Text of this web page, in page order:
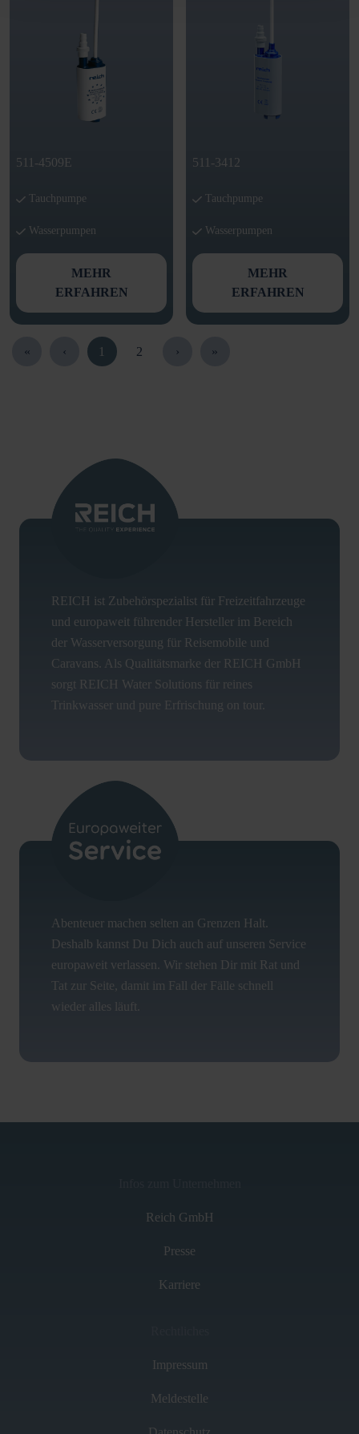
511-4509E
Tauchpumpe
Wasserpumpen
MEHR
ERFAHREN
511-3412
Tauchpumpe
Wasserpumpen
MEHR
ERFAHREN
« ‹ 1 2 › »
REICH ist Zubehörspezialist für Freizeitfahrzeuge
und europaweit führender Hersteller im Bereich
der Wasserversorgung für Reisemobile und
Caravans. Als Qualitätsmarke der REICH GmbH
sorgt REICH Water Solutions für reines
Trinkwasser und pure Erfrischung on tour.
Abenteuer machen selten an Grenzen Halt.
Deshalb kannst Du Dich auch auf unseren Service
europaweit verlassen. Wir stehen Dir mit Rat und
Tat zur Seite, damit im Fall der Fälle schnell
wieder alles läuft.
Reich GmbH
Presse
Karriere
Impressum
Meldestelle